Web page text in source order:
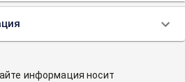
информация носит